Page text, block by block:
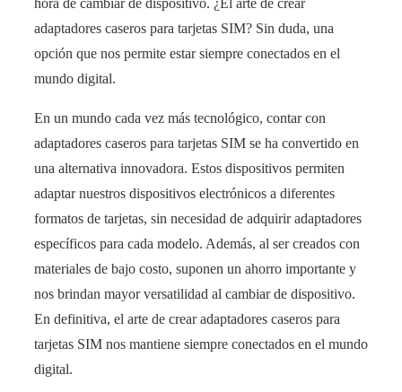
hora de cambiar de dispositivo. ¿El arte de crear
adaptadores caseros para tarjetas SIM? Sin duda, una
opción que nos permite estar siempre conectados en el
mundo digital.
En un mundo cada vez más tecnológico, contar con
adaptadores caseros para tarjetas SIM se ha convertido en
una alternativa innovadora. Estos dispositivos permiten
adaptar nuestros dispositivos electrónicos a diferentes
formatos de tarjetas, sin necesidad de adquirir adaptadores
específicos para cada modelo. Además, al ser creados con
materiales de bajo costo, suponen un ahorro importante y
nos brindan mayor versatilidad al cambiar de dispositivo.
En definitiva, el arte de crear adaptadores caseros para
tarjetas SIM nos mantiene siempre conectados en el mundo
digital.